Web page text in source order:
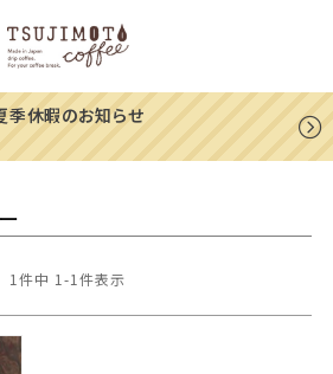
季休暇のお知らせ
1件中 1 -1 件表示